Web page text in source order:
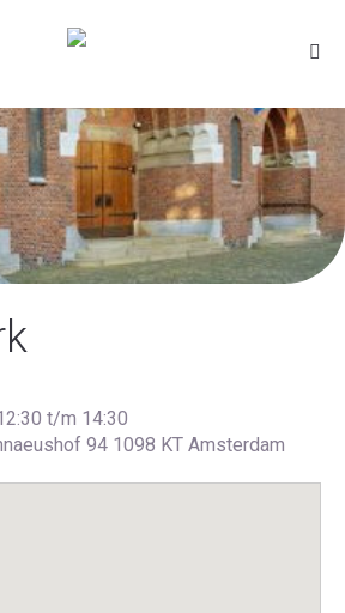
t/m 14:30
94 1098 KT Amsterdam